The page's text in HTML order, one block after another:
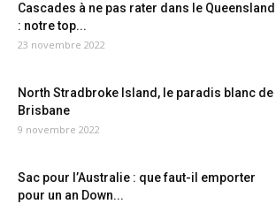
Cascades à ne pas rater dans le Queensland
: notre top...
23 novembre 2022
North Stradbroke Island, le paradis blanc de
Brisbane
9 novembre 2022
Sac pour l’Australie : que faut-il emporter
pour un an Down...